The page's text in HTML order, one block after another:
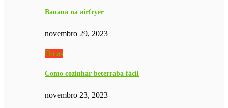
Banana na airfryer
novembro 29, 2023
Dicas
Como cozinhar beterraba fácil
novembro 23, 2023